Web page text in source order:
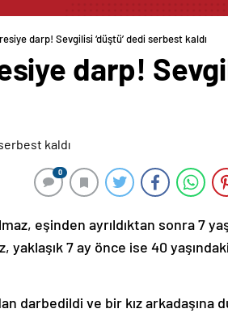
darp! Sevgilisi ‘düştü’ dedi serbest kaldı
darp!
0
eşinden ayrıldıktan sonra 7
yaklaşık 7 ay önce ise 40 yaşındaki
darbedildi ve bir kız arkadaşına